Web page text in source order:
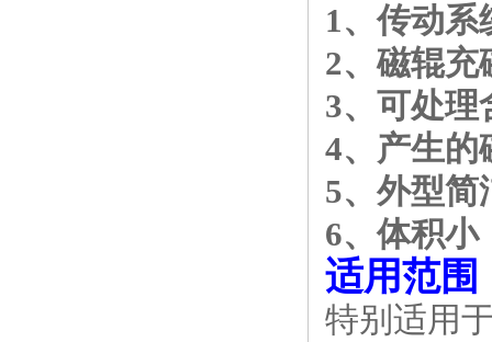
1、传动系
2、磁辊充
3、可处理
4、产生的
5、外型简
6、体积小
适用范围
特别适用